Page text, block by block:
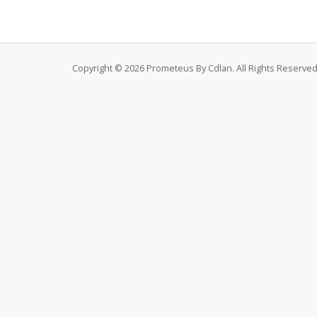
Copyright © 2026 Prometeus By Cdlan. All Rights